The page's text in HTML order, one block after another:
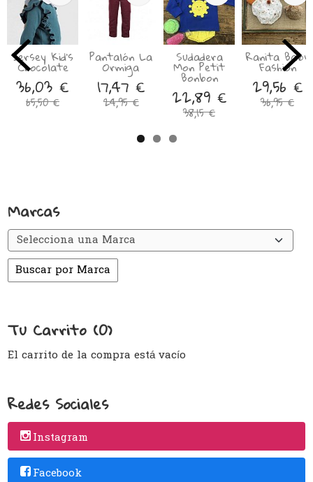
Marcas
Tu Carrito (0)
El carrito de la compra está vacío
Redes Sociales
Instagram
Facebook
Jersey Kid’s
Chocolate
36,03 €
65,50 €
Pantalón La
Ormiga
17,47 €
24,95 €
Sudadera
Mon Petit
Bonbon
22,89 €
38,15 €
Ranita Baby
Fashion
29,56 €
36,95 €